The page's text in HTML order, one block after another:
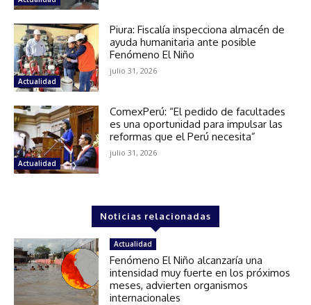
Actualidad
Piura: Fiscalía inspecciona almacén de
ayuda humanitaria ante posible
Fenómeno El Niño
julio 31, 2026
Actualidad
ComexPerú: “El pedido de facultades
es una oportunidad para impulsar las
reformas que el Perú necesita”
julio 31, 2026
Noticias relacionadas
Actualidad
Fenómeno El Niño alcanzaría una
intensidad muy fuerte en los próximos
meses, advierten organismos
internacionales